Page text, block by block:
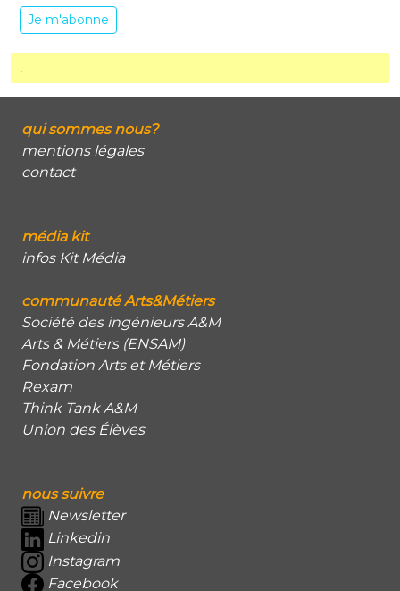
Je m'abonne
.
qui sommes nous?
mentions légales
contact
média kit
infos Kit Média
communauté Arts&Métiers
Société des ingénieurs A&M
Arts & Métiers (ENSAM)
Fondation Arts et Métiers
Rexam
Think Tank A&M
Union des Élèves
nous suivre
Newsletter
Linkedin
Instagram
Facebook